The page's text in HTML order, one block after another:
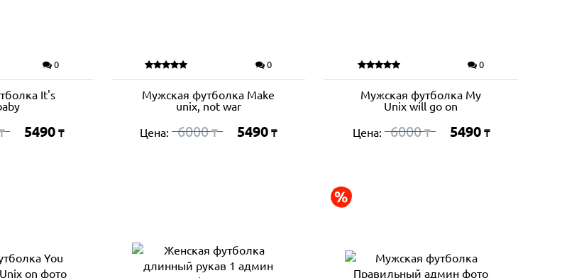
0
It's
5490 ₸
0
Мужская футболка Make
unix, not war
Цена: 6000₸ 5490 ₸
0
Мужская футболка My
Unix will go on
Цена: 6000₸ 5490 ₸